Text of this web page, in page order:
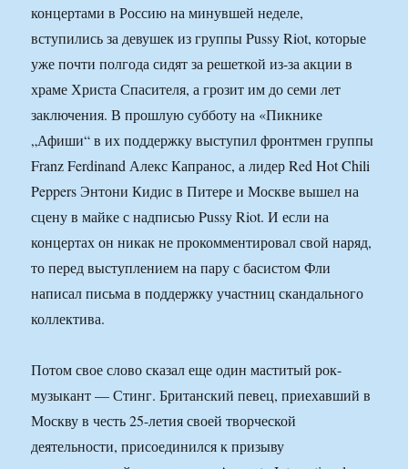
концертами в Россию на минувшей неделе,
вступились за девушек из группы Pussy Riot, которые
уже почти полгода сидят за решеткой из-за акции в
храме Христа Спасителя, а грозит им до семи лет
заключения. В прошлую субботу на «Пикнике
„Афиши“ в их поддержку выступил фронтмен группы
Franz Ferdinand Алекс Капранос, а лидер Red Hot Chili
Peppers Энтони Кидис в Питере и Москве вышел на
сцену в майке с надписью Pussy Riot. И если на
концертах он никак не прокомментировал свой наряд,
то перед выступлением на пару с басистом Фли
написал письма в поддержку участниц скандального
коллектива.
Потом свое слово сказал еще один маститый рок-
музыкант — Стинг. Британский певец, приехавший в
Москву в честь 25-летия своей творческой
деятельности, присоединился к призыву